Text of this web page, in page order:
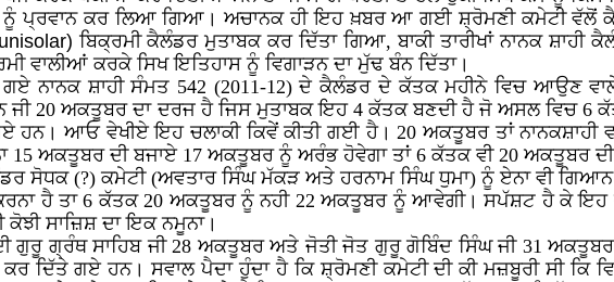
ਪ੍ਰਵਾਨ ਕਰ ਲਿਆ ਗਿਆ। ਅਚਾਨਕ ਹੀ ਇਹ ਖ਼ਬਰ ਆ ਗਈ ਸ਼੍ਰੋਮਣੀ ਕਮੇਟੀ ਵੱਲੋਂ
ਬਿਕ੍ਰਮੀ ਕੈਲੰਡਰ ਮੁਤਾਬਕ ਕਰ ਦਿੱਤਾ ਗਿਆ, ਬਾਕੀ ਤਾਰੀਖਾਂ ਨਾਨਕ
ਵਾਲੀਆਂ ਕਰਕੇ ਸਿਖ ਇਤਿਹਾਸ ਨੂੰ ਵਿਗਾੜਨ ਦਾ ਮੁੱਢ ਬੰਨ ਦਿੱਤਾ।
ਗਏ ਨਾਨਕ ਸ਼ਾਹੀ ਸੰਮਤ 542 (2011-12) ਦੇ ਕੈਲੰਡਰ ਦੇ ਕੱਤਕ ਮਹੀਨੇ ਵਿਚ ਆਉਣ
ਜੀ 20 ਅਕਤੂਬਰ ਦਾ ਦਰਜ ਹੈ ਜਿਸ ਮੁਤਾਬਕ ਇਹ 4 ਕੱਤਕ ਬਣਦੀ ਹੈ ਜੋ ਅਸਲ ਵਿਚ
ਆਓ ਵੇਖੀਏ ਇਹ ਚਲਾਕੀ ਕਿਵੇਂ ਕੀਤੀ ਗਈ ਹੈ। 20 ਅਕਤੂਬਰ ਤਾਂ ਨਾਨਕਸ਼ਾਹੀ
15 ਅਕਤੂਬਰ ਦੀ ਬਜਾਏ 17 ਅਕਤੂਬਰ ਨੂੰ ਅਰੰਭ ਹੋਵੇਗਾ ਤਾਂ 6 ਕੱਤਕ ਵੀ 20 ਅਕਤੂਬਰ
ਸੋਧਕ (?) ਕਮੇਟੀ (ਅਵਤਾਰ ਸਿੰਘ ਮੱਕੜ ਅਤੇ ਹਰਨਾਮ ਸਿੰਘ ਧੁਮਾ) ਨੂੰ ਏਨਾ ਵੀ ਗਿਆਨ
ਕਰਨਾ ਹੈ ਤਾ 6 ਕੱਤਕ 20 ਅਕਤੂਬਰ ਨੂੰ ਨਹੀ 22 ਅਕਤੂਬਰ ਨੂੰ ਆਵੇਗੀ। ਸਪੱਸ਼ਟ ਹੈ ਕੇ
ਸਾਜ਼ਿਸ਼ ਦਾ ਇਕ ਨਮੂਨਾ।
ਗੁਰੂ ਗ੍ਰੰਥ ਸਾਹਿਬ ਜੀ 28 ਅਕਤੂਬਰ ਅਤੇ ਜੋਤੀ ਜੋਤ ਗੁਰੂ ਗੋਬਿੰਦ ਸਿੰਘ ਜੀ 31
ਦਿੱਤੇ ਗਏ ਹਨ। ਸਵਾਲ ਪੈਦਾ ਹੁੰਦਾ ਹੈ ਕਿ ਸ਼੍ਰੋਮਣੀ ਕਮੇਟੀ ਦੀ ਕੀ ਮਜ਼ਬੂਰੀ ਸੀ